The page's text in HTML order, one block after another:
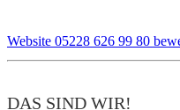
Website 05228 626 99 80
DAS SIND WIR!